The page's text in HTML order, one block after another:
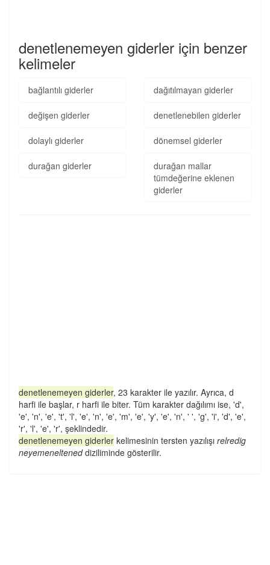
denetlenemeyen giderler için benzer
kelimeler
bağlantılı giderler dağıtılmayan giderler
değişen giderler denetlenebilen giderler
dolaylı giderler dönemsel giderler
durağan giderler
durağan mallar
tümdeğerine eklenen
giderler
denetlenemeyen giderler, 23 karakter ile yazılır. Ayrıca, d
harfi ile başlar, r harfi ile biter. Tüm karakter dağılımı ise, 'd',
'e', 'n', 'e', 't', 'l', 'e', 'n', 'e', 'm', 'e', 'y', 'e', 'n', ' ', 'g', 'i', 'd', 'e',
'r', 'l', 'e', 'r', şeklindedir.
denetlenemeyen giderler kelimesinin tersten yazılışı relredig
neyemenelteneddiziliminde gösterilir.